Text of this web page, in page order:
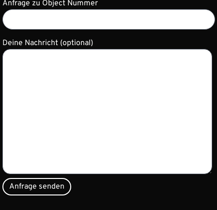
Anfrage zu Object Nummer
Deine Nachricht (optional)